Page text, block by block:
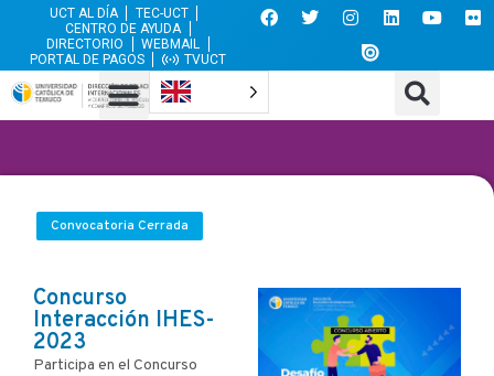
UCT AL DÍA
TEC-UCT
CENTRO DE AYUDA
DIRECTORIO
WEBMAIL
PORTAL DE PAGOS
TVUCT
Convocatoria Cerrada
Concurso
Interacción IHES-
2023
Participa en el Concurso